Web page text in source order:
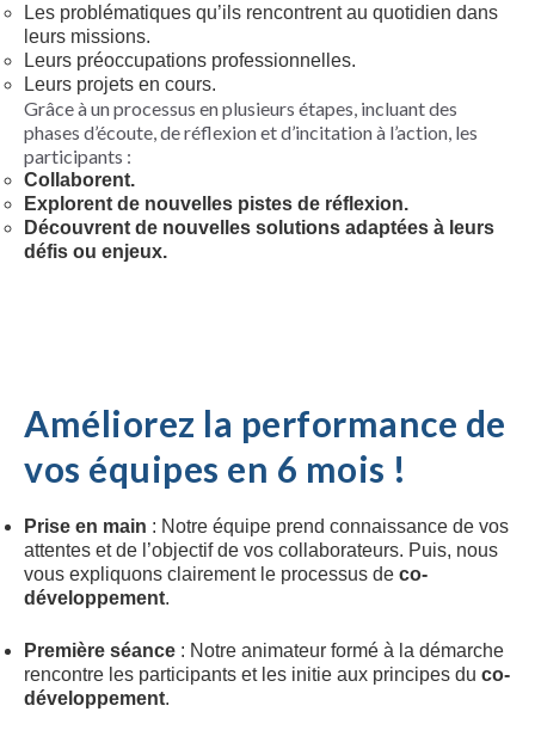
Les problématiques qu’ils rencontrent au quotidien dans
leurs missions.
Leurs préoccupations professionnelles.
Leurs projets en cours.
Grâce à un processus en plusieurs étapes, incluant des
phases d’écoute, de réflexion et d’incitation à l’action, les
participants :
Collaborent.
Explorent de nouvelles pistes de réflexion.
Découvrent de nouvelles solutions adaptées à leurs
défis ou enjeux.
Améliorez la performance de
vos équipes en 6 mois !
Prise en main : Notre équipe prend connaissance de vos
attentes et de l’objectif de vos collaborateurs. Puis, nous
vous expliquons clairement le processus de co-
développement.
Première séance : Notre animateur formé à la démarche
rencontre les participants et les initie aux principes du co-
développement.